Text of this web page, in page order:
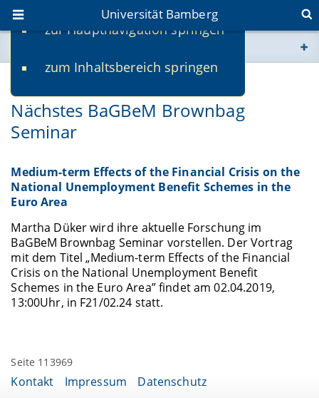
zur Hauptnavigation springen
zum Inhaltsbereich springen
Universität Bamberg
www.uni-bamberg.de
univis.uni-bamberg.de
Nächstes BaGBeM Brownbag
Seminar
Medium-term Effects of the Financial Crisis on the
National Unemployment Benefit Schemes in the
Euro Area
Martha Düker wird ihre aktuelle Forschung im
BaGBeM Brownbag Seminar vorstellen. Der Vortrag
mit dem Titel „Medium-term Effects of the Financial
Crisis on the National Unemployment Benefit
Schemes in the Euro Area” findet am 02.04.2019,
13:00Uhr, in F21/02.24 statt.
Seite 113969
Kontakt Impressum Datenschutz